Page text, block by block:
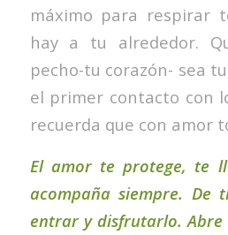
máximo para respirar
hay a tu alrededor.
pecho-tu corazón- sea
el primer contacto con
recuerda que con amor
El amor te protege, te
acompaña siempre. De
entrar y disfrutarlo.